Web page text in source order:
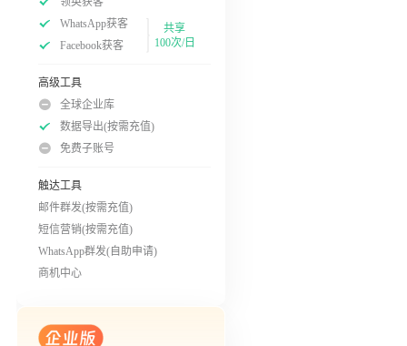
WhatsApp获客
Facebook获客
共享
100次/日
高级工具
全球企业库
数据导出(按需充值)
免费子账号
触达工具
邮件群发(按需充值)
短信营销(按需充值)
WhatsApp群发(自助申请)
商机中心